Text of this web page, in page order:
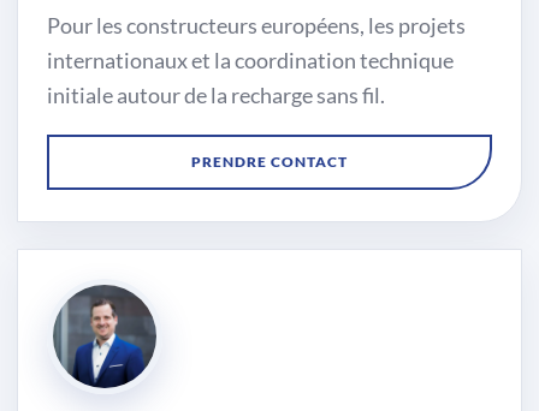
Pour les constructeurs européens, les projets
internationaux et la coordination technique
initiale autour de la recharge sans fil.
PRENDRE CONTACT
Région
Europe